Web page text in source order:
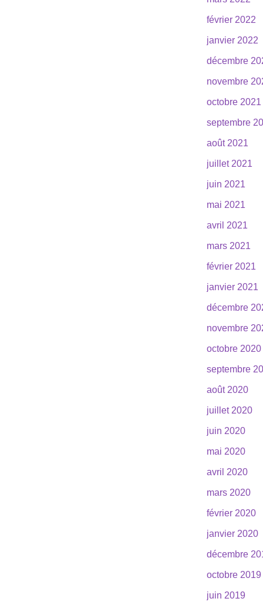
février 2022
janvier 2022
décembre
novembre
octobre 2021
septembre
août 2021
juillet 2021
juin 2021
mai 2021
avril 2021
mars 2021
février 2021
janvier 2021
décembre
novembre
octobre 2020
septembre
août 2020
juillet 2020
juin 2020
mai 2020
avril 2020
mars 2020
février 2020
janvier 2020
décembre
octobre 2019
juin 2019